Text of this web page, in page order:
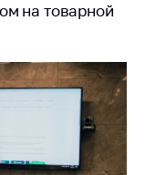
на товарной